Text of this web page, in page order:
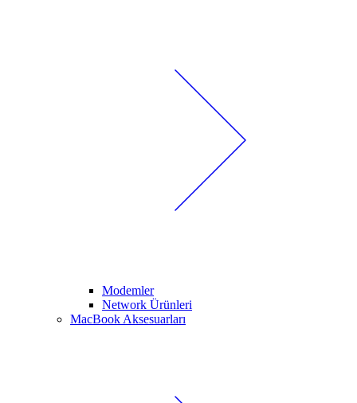
Modemler
Network Ürünleri
MacBook Aksesuarları